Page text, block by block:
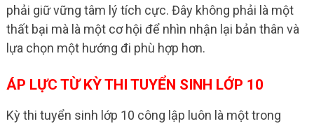
phải giữ vững tâm lý tích cực. Đây không phải là một
thất bại mà là một cơ hội để nhìn nhận lại bản thân và
lựa chọn một hướng đi phù hợp hơn.
ÁP LỰC TỪ KỲ THI TUYỂN SINH LỚP 10
Kỳ thi tuyển sinh lớp 10 công lập luôn là một trong